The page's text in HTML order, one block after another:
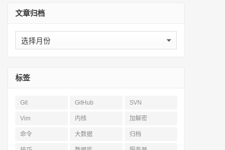
文章归档
文
章
标签
Git GitHub SVN
Vim 内核 加解密
命令 大数据 归档